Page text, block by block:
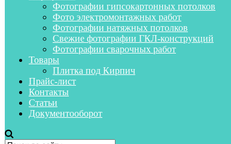
Фотографии гипсокартонных потолков
Фото электромонтажных работ
Фотографии натяжных потолков
Свежие фотографии ГКЛ-конструкций
Фотографии сварочных работ
Товары
Плитка под Кирпич
Прайс-лист
Контакты
Статьи
Документооборот